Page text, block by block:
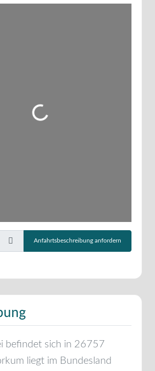
Wird geladen …
ein.
Anfahrtsbeschreibung anfordern
befindet sich in 26757
liegt im Bundesland